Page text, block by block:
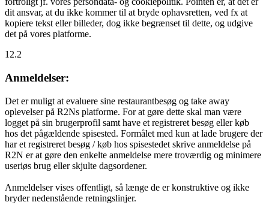
dit ansvar, at du ikke kommer til at bryde ophavsretten, ved fx at
kopiere tekst eller billeder, dog ikke begrænset til dette, og udgive
det på vores platforme.
12.2
Anmeldelser:
Det er muligt at evaluere sine restaurantbesøg og take away
oplevelser på R2Ns platforme. For at gøre dette skal man være
logget på sin brugerprofil samt have et registreret besøg eller køb
hos det pågældende spisested. Formålet med kun at lade brugere der
har et registreret besøg / køb hos spisestedet skrive anmeldelse på
R2N er at gøre den enkelte anmeldelse mere troværdig og minimere
useriøs brug eller skjulte dagsordener.
Anmeldelser vises offentligt, så længe de er konstruktive og ikke
bryder nedenstående retningslinjer.